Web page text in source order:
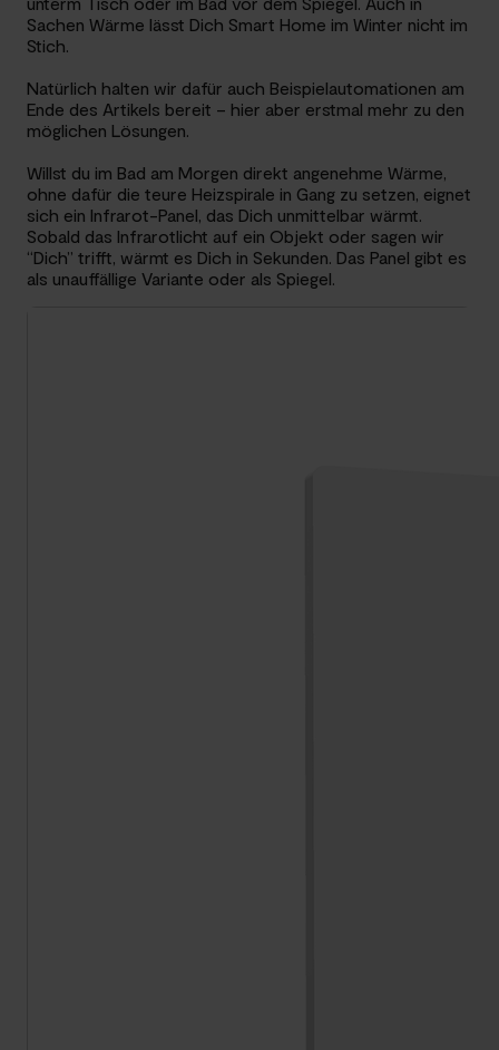
Sachen Wärme lässt Dich Smart Home im Winter nicht im
Stich.
Natürlich halten wir dafür auch Beispielautomationen am
Ende des Artikels bereit – hier aber erstmal mehr zu den
möglichen Lösungen.
Willst du im Bad am Morgen direkt angenehme Wärme,
ohne dafür die teure Heizspirale in Gang zu setzen, eignet
sich ein Infrarot-Panel, das Dich unmittelbar wärmt.
Sobald das Infrarotlicht auf ein Objekt oder sagen wir
“Dich” trifft, wärmt es Dich in Sekunden. Das Panel gibt es
als unauffällige Variante oder als Spiegel.